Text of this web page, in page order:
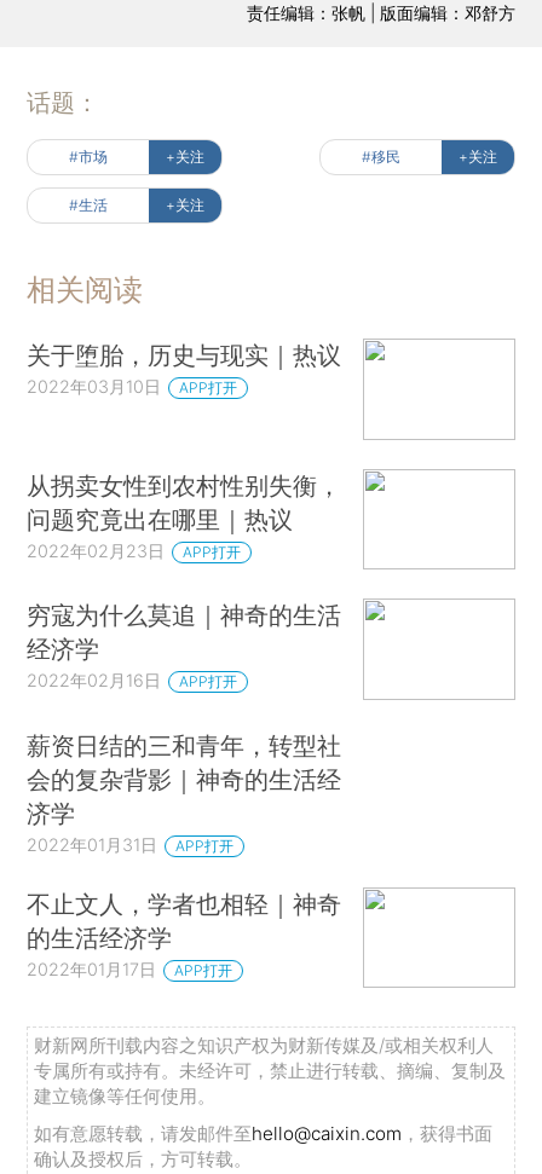
责任编辑：张帆 | 版面编辑：邓舒方
话题：
#市场 +关注 #移民 +关注
#生活 +关注
相关阅读
关于堕胎，历史与现实｜热议
2022年03月10日 APP打开
从拐卖女性到农村性别失衡，
问题究竟出在哪里｜热议
2022年02月23日 APP打开
穷寇为什么莫追｜神奇的生活
经济学
2022年02月16日 APP打开
薪资日结的三和青年，转型社
会的复杂背影｜神奇的生活经
济学
2022年01月31日 APP打开
不止文人，学者也相轻｜神奇
的生活经济学
2022年01月17日 APP打开
财新网所刊载内容之知识产权为财新传媒及/或相关权利人
专属所有或持有。未经许可，禁止进行转载、摘编、复制及
建立镜像等任何使用。
如有意愿转载，请发邮件至hello@caixin.com ，获得书面
确认及授权后，方可转载。